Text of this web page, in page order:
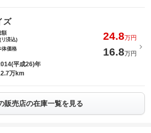
ズ
額
リ済込)
24.8万円
体価格
16.8万円
平成26)年
万km
販売店の在庫一覧を見る